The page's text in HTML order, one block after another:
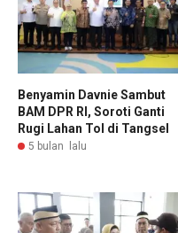
Benyamin Davnie Sambut
BAM DPR RI, Soroti Ganti
Rugi Lahan Tol di Tangsel
5 bulan lalu